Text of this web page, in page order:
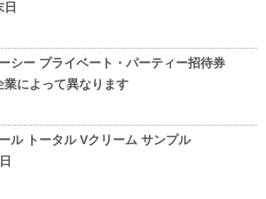
日
シー プライベート・パーティー招待券
業によって異なります
ル トータル Vクリーム サンプル